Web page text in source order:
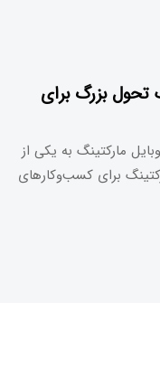
تحول بزرگ برای
مارکتینگ به یکی از
برای کسب‌وکارهای